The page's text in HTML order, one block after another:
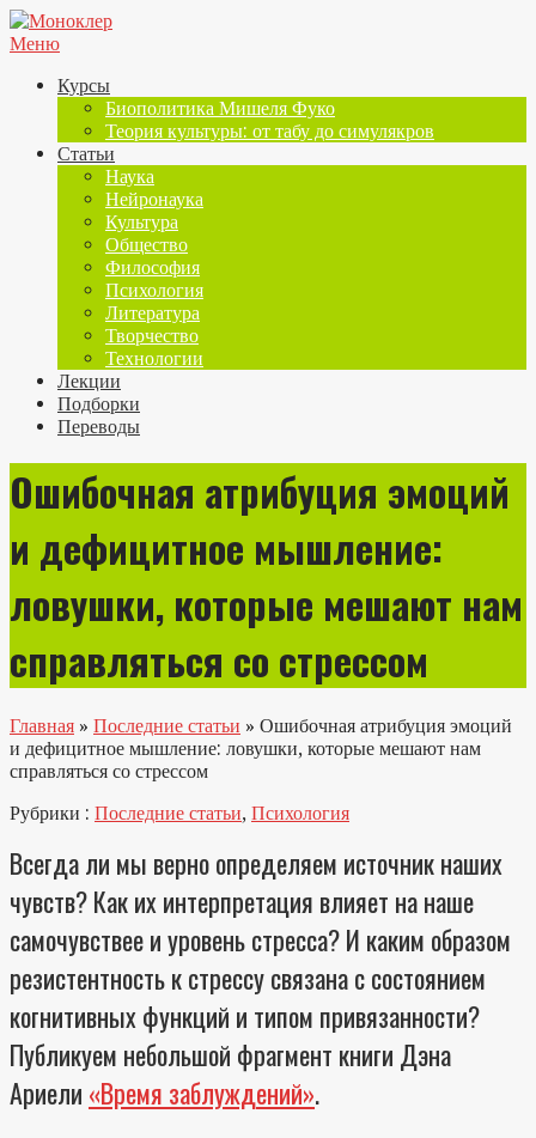
Меню
Курсы
Биополитика Мишеля Фуко
Теория культуры: от табу до симулякров
Статьи
Наука
Нейронаука
Культура
Общество
Философия
Психология
Литература
Творчество
Технологии
Лекции
Подборки
Переводы
Ошибочная атрибуция эмоций
и дефицитное мышление:
ловушки, которые мешают нам
справляться со стрессом
Главная » Последние статьи » Ошибочная атрибуция эмоций
и дефицитное мышление: ловушки, которые мешают нам
справляться со стрессом
Рубрики : Последние статьи, Психология
Всегда ли мы верно определяем источник наших
чувств? Как их интерпретация влияет на наше
самочувствее и уровень стресса? И каким образом
резистентность к стрессу связана с состоянием
когнитивных функций и типом привязанности?
Публикуем небольшой фрагмент книги Дэна
Ариели «Время заблуждений».